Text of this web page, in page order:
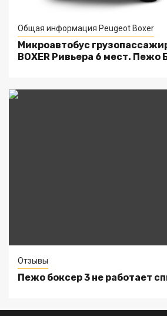
Общая информация Peugeot Boxer
Микроавтобус
BOXER Ривьера 6 мест. Пежо
Отзывы
Пежо боксер 3 не работает